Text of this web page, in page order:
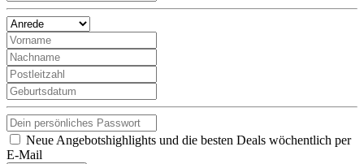
Neue Angebotshighlights und die besten Deals wöchentlich per
E-Mail